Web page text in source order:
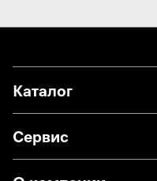
Каталог
Сервис